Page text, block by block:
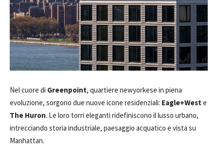
Nel cuore di Greenpoint, quartiere newyorkese in piena
evoluzione, sorgono due nuove icone residenziali: Eagle+Weste
The Huron. Le loro torri eleganti ridefiniscono il lusso urbano,
intrecciando storia industriale, paesaggio acquatico e vista su
Manhattan.